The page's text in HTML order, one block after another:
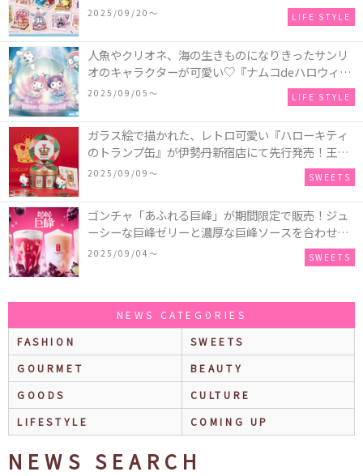
ん」などミニチュアハウス8種類と、「シナモロール
のメリーゴーランド」などオルゴールで動く仕掛け
付きのウッドパズル2種類♪
2025/09/20〜 LIFE STYLE
人魚やクリオネ、海の生きものになりきったサンリ
オのキャラクターが可愛い♡『ナムコdeハロウィン
2025～マーメイドファンタジー～』全国のアミュー
ズメント施設「ナムコ」「ナムコオンラインクレー
ン」で開催！
2025/09/05〜 LIFE STYLE
ガラス絵で描かれた、レトロ可愛い『ハローキティ
のトランプ缶』が伊勢丹新宿店にて先行発売！王冠
キティのフィギュア、キティトランプのステッカー
2025/09/09〜 SWEETS
ゴンチャ「あふれる巨峰」が期間限定で販売！ジュ
ーシーな巨峰ゼリーと濃厚な巨峰ソースを合わせた
ミルクティー、ティーエード、ジェラッティー、ス
2025/09/04〜 SWEETS
NEWS CATEGORIES
FASHION
SWEETS
GOURMET
BEAUTY
GOODS
CULTURE
LIFESTYLE
COMING UP
NEWS SEARCH